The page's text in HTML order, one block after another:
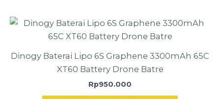
Dinogy Baterai Lipo 6S Graphene 3300mAh 65C
XT60 Battery Drone Batre
Rp950.000